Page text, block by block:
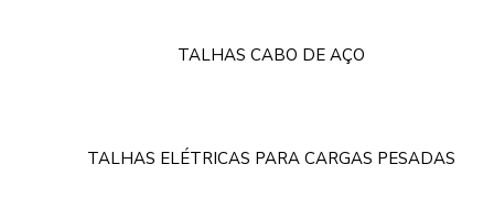
TALHAS CABO DE AÇO
TALHAS ELÉTRICAS PARA CARGAS PESADAS